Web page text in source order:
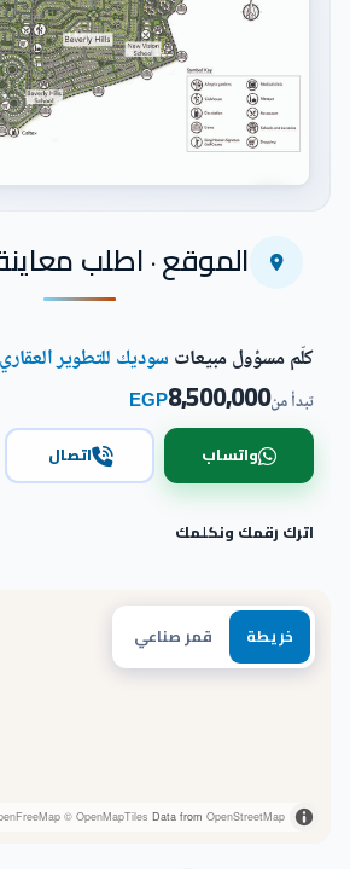
اضغط للتكبيرالموقع · اطلب
خريطة قمر صناعي
© OpenMapTiles Data from OpenStreetMap
كلّم مسؤول مبيعات سوديك للتطوير العقاري
تبدأ من8,500,000
EGP
واتساب اتصال
اترك رقمك ونكلمك